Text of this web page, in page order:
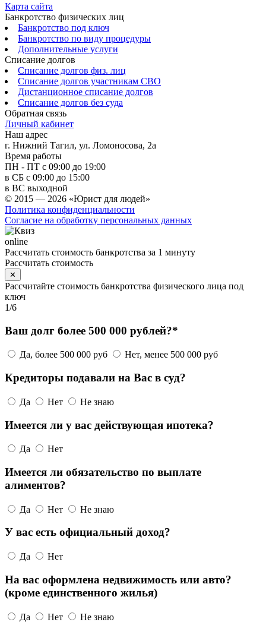
Карта сайта
Банкротство физических лиц
Банкротство под ключ
Банкротство по виду процедуры
Дополнительные услуги
Списание долгов
Списание долгов физ. лиц
Списание долгов участникам СВО
Дистанционное списание долгов
Списание долгов без суда
Обратная связь
Личный кабинет
Наш адрес
г. Нижний Тагил, ул. Ломоносова, 2а
Время работы
ПН - ПТ с 09:00 до 19:00
в СБ с 09:00 до 15:00
в ВС выходной
© 2015 — 2026 «Юрист для людей»
Политика конфиденциальности
Согласие на обработку персональных данных
online
Рассчитать стоимость банкротства за 1 минуту
Рассчитать стоимость
✕
Рассчитайте стоимость банкротства физического лица под
ключ
1/6
Ваш долг более 500 000 рублей?*
Да, более 500 000 руб Нет, менее 500 000 руб
Кредиторы подавали на Вас в суд?
Да Нет Не знаю
Имеется ли у вас действующая ипотека?
Да Нет
Имеется ли обязательство по выплате
алиментов?
Да Нет Не знаю
У вас есть официальный доход?
Да Нет
На вас оформлена недвижимость или авто?
(кроме единственного жилья)
Да Нет Не знаю